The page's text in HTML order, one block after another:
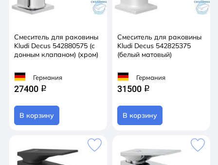
Смеситель для раковины
Kludi Decus 542880575 (с
донным клапаном) (хром)
Германия
27400 q
В корзину
Смеситель для раковины
Kludi Decus 542825375
(белый матовый)
Германия
31500 q
В корзину